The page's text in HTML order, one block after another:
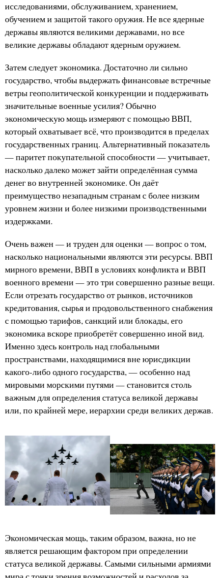
исследованиями, обслуживанием, хранением,
обучением и защитой такого оружия. Не все ядерные
державы являются великими державами, но все
великие державы обладают ядерным оружием.
Затем следует экономика. Достаточно ли сильно
государство, чтобы выдержать финансовые встречные
ветры геополитической конкуренции и поддерживать
значительные военные усилия? Обычно
экономическую мощь измеряют с помощью ВВП,
который охватывает всё, что производится в пределах
государственных границ. Альтернативный показатель
— паритет покупательной способности — учитывает,
насколько далеко может зайти определённая сумма
денег во внутренней экономике. Он даёт
преимущество незападным странам с более низким
уровнем жизни и более низкими производственными
издержками.
Очень важен — и труден для оценки — вопрос о том,
насколько национальными являются эти ресурсы. ВВП
мирного времени, ВВП в условиях конфликта и ВВП
военного времени — это три совершенно разные вещи.
Если отрезать государство от рынков, источников
кредитования, сырья и продовольственного снабжения
с помощью тарифов, санкций или блокады, его
экономика вскоре приобретёт совершенно иной вид.
Именно здесь контроль над глобальными
пространствами, находящимися вне юрисдикции
какого-либо одного государства, — особенно над
мировыми морскими путями — становится столь
важным для определения статуса великой державы
или, по крайней мере, иерархии среди великих держав.
Экономическая мощь, таким образом, важна, но не
является решающим фактором при определении
статуса великой державы. Самыми сильными армиями